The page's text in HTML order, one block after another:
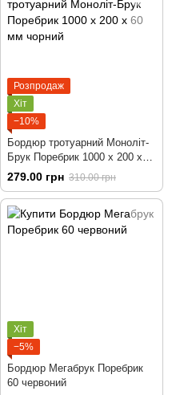
Розпродаж
Хіт
−10%
Бордюр тротуарний Моноліт-
Брук Поребрик 1000 х 200 х
60 мм чорний
279.00 грн 310.00 грн
Хіт
−5%
Бордюр Мегабрук Поребрик
60 червоний